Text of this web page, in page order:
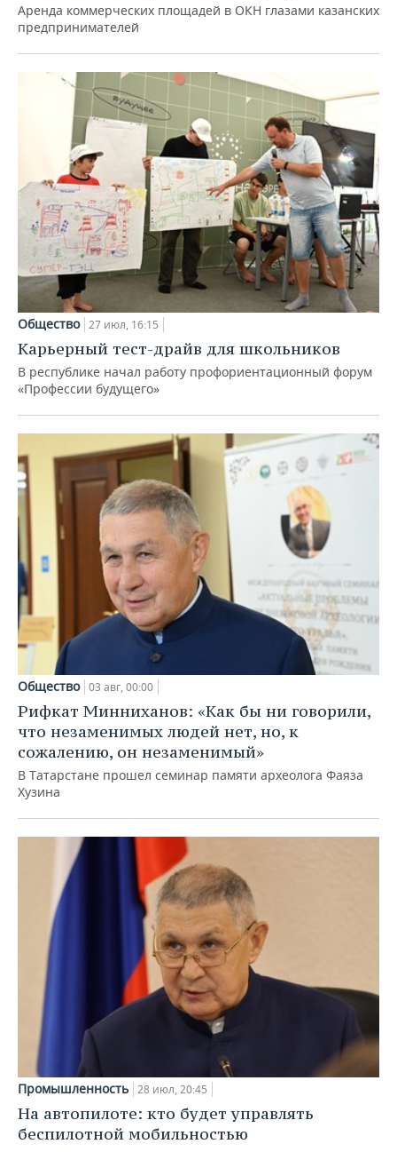
Аренда коммерческих площадей в ОКН глазами казанских
предпринимателей
Общество 27 июл, 16:15
Карьерный тест-драйв для школьников
В республике начал работу профориентационный форум
«Профессии будущего»
Общество 03 авг, 00:00
Рифкат Минниханов: «Как бы ни говорили,
что незаменимых людей нет, но, к
сожалению, он незаменимый»
В Татарстане прошел семинар памяти археолога Фаяза
Хузина
Промышленность 28 июл, 20:45
На автопилоте: кто будет управлять
беспилотной мобильностью